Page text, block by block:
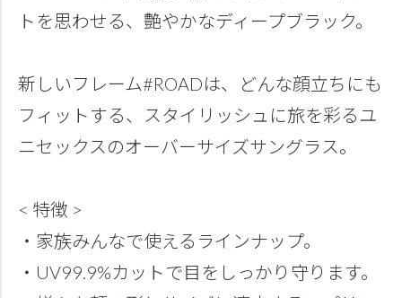
トを思わせる、艶やかなディープブラック。
新しいフレーム#ROADは、どんな顔立ちにも
フィットする、スタイリッシュに旅を彩るユ
ニセックスのオーバーサイズサングラス。
< 特徴 >
・家族みんなで使えるラインナップ。
・UV99.9%カットで目をしっかり守ります。